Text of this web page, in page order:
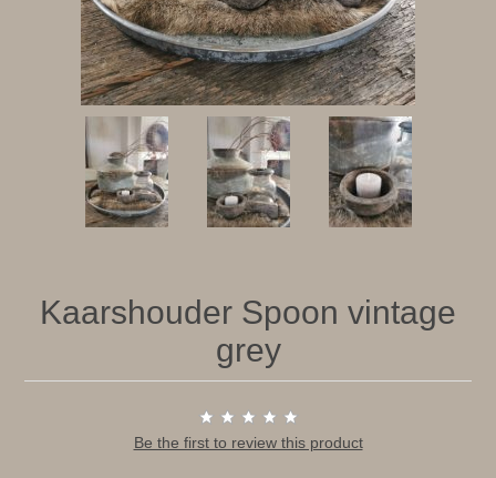
Kaarshouder Spoon vintage
grey
Be the first to review this product